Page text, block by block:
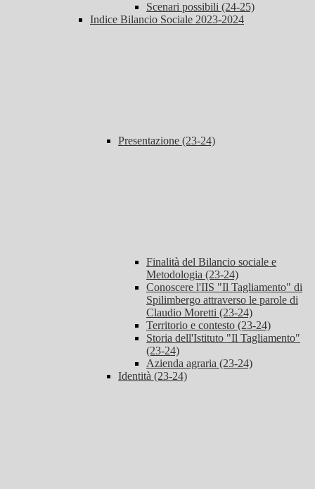
Scenari possibili (24-25)
Indice Bilancio Sociale 2023-2024
Presentazione (23-24)
Finalità del Bilancio sociale e
Metodologia (23-24)
Conoscere l'IIS "Il Tagliamento" di
Spilimbergo attraverso le parole di
Claudio Moretti (23-24)
Territorio e contesto (23-24)
Storia dell'Istituto "Il Tagliamento"
(23-24)
Azienda agraria (23-24)
Identità (23-24)